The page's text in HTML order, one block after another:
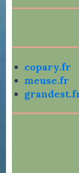
copary.fr
meuse.fr